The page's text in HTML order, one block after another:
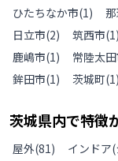
ひたちなか市(1)
日立市(2) 筑西市(1)
鹿嶋市(1) 常陸太
鉾田市(1) 茨城町(1)
茨城県内で特徴
屋外(81) インドア